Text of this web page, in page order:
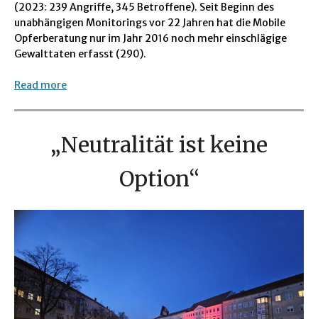
(2023: 239 Angriffe, 345 Betroffene). Seit Beginn des
unabhängigen Monitorings vor 22 Jahren hat die Mobile
Opferberatung nur im Jahr 2016 noch mehr einschlägige
Gewalttaten erfasst (290).
Read more
„Neutralität ist keine
Option“